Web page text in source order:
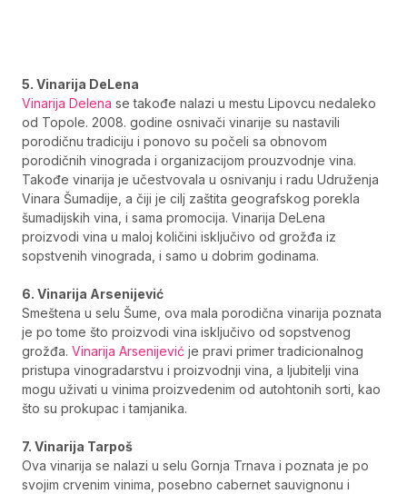
5. Vinarija DeLena
Vinarija Delena se takođe nalazi u mestu Lipovcu nedaleko
od Topole. 2008. godine osnivači vinarije su nastavili
porodičnu tradiciju i ponovo su počeli sa obnovom
porodičnih vinograda i organizacijom prouzvodnje vina.
Takođe vinarija je učestvovala u osnivanju i radu Udruženja
Vinara Šumadije, a čiji je cilj zaštita geografskog porekla
šumadijskih vina, i sama promocija. Vinarija DeLena
proizvodi vina u maloj količini isključivo od grožđa iz
sopstvenih vinograda, i samo u dobrim godinama.
6. Vinarija Arsenijević
Smeštena u selu Šume, ova mala porodična vinarija poznata
je po tome što proizvodi vina isključivo od sopstvenog
grožđa. Vinarija Arsenijević je pravi primer tradicionalnog
pristupa vinogradarstvu i proizvodnji vina, a ljubitelji vina
mogu uživati u vinima proizvedenim od autohtonih sorti, kao
što su prokupac i tamjanika.
7. Vinarija Tarpoš
Ova vinarija se nalazi u selu Gornja Trnava i poznata je po
svojim crvenim vinima, posebno cabernet sauvignonu i